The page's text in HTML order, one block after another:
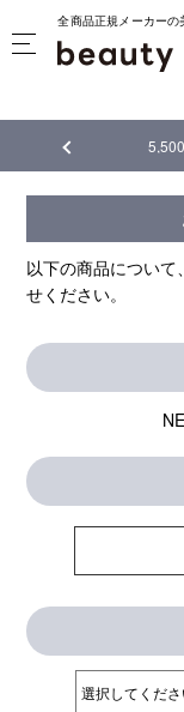
全商品正規メーカーの
5,500円(税込)以上ご
以下の商品につい
せください。